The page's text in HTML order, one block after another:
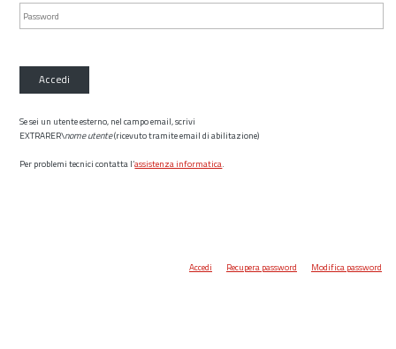
Accedi
Se sei un utente esterno, nel campo email, scrivi
EXTRARER\nome utente(ricevuto tramite email di abilitazione)
Per problemi tecnici contatta l’assistenza informatica.
Accedi Recupera password Modifica password